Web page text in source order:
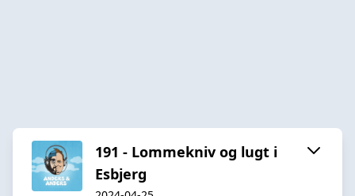
191 - Lommekniv og lugt i
Esbjerg